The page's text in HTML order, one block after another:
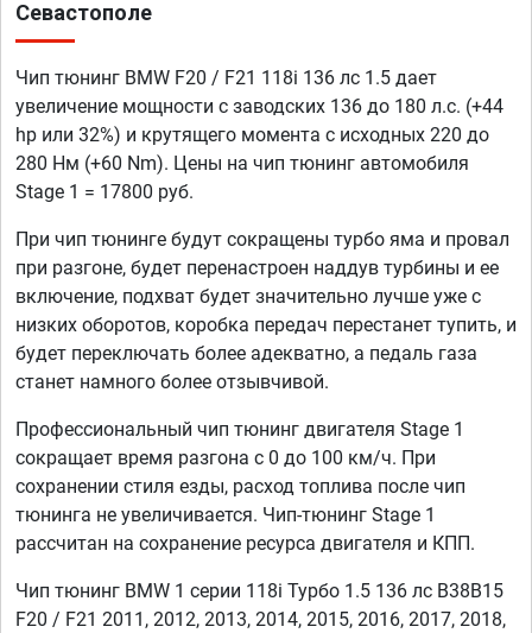
Севастополе
Чип тюнинг BMW F20 / F21 118i 136 лс 1.5 дает
увеличение мощности с заводских 136 до 180 л.с. (+44
hp или 32%) и крутящего момента с исходных 220 до
280 Нм (+60 Nm). Цены на чип тюнинг автомобиля
Stage 1 = 17800 руб.
При чип тюнинге будут сокращены турбо яма и провал
при разгоне, будет перенастроен наддув турбины и ее
включение, подхват будет значительно лучше уже с
низких оборотов, коробка передач перестанет тупить, и
будет переключать более адекватно, а педаль газа
станет намного более отзывчивой.
Профессиональный чип тюнинг двигателя Stage 1
сокращает время разгона с 0 до 100 км/ч. При
сохранении стиля езды, расход топлива после чип
тюнинга не увеличивается. Чип-тюнинг Stage 1
рассчитан на сохранение ресурса двигателя и КПП.
Чип тюнинг BMW 1 серии 118i Турбо 1.5 136 лс B38B15
F20 / F21 2011, 2012, 2013, 2014, 2015, 2016, 2017, 2018,